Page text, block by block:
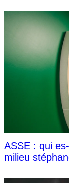
ASSE : qui
milieu